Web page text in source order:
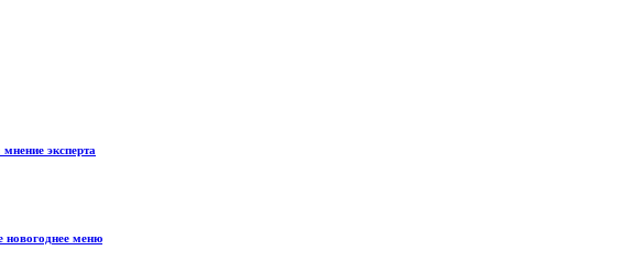
эксперта
новогоднее меню